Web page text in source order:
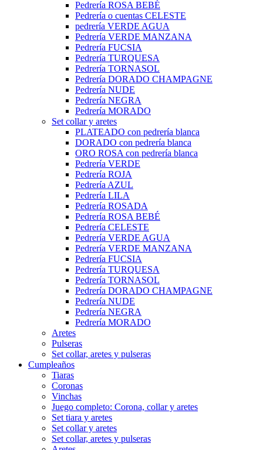
Pedrería ROSA BEBÉ
Pedrería o cuentas CELESTE
pedrería VERDE AGUA
Pedrería VERDE MANZANA
Pedrería FUCSIA
Pedrería TURQUESA
Pedrería TORNASOL
Pedrería DORADO CHAMPAGNE
Pedrería NUDE
Pedrería NEGRA
Pedrería MORADO
Set collar y aretes
PLATEADO con pedrería blanca
DORADO con pedrería blanca
ORO ROSA con pedrería blanca
Pedrería VERDE
Pedrería ROJA
Pedrería AZUL
Pedrería LILA
Pedrería ROSADA
Pedrería ROSA BEBÉ
Pedrería CELESTE
Pedrería VERDE AGUA
Pedrería VERDE MANZANA
Pedrería FUCSIA
Pedrería TURQUESA
Pedrería TORNASOL
Pedrería DORADO CHAMPAGNE
Pedrería NUDE
Pedrería NEGRA
Pedrería MORADO
Aretes
Pulseras
Set collar, aretes y pulseras
Cumpleaños
Tiaras
Coronas
Vinchas
Juego completo: Corona, collar y aretes
Set tiara y aretes
Set collar y aretes
Set collar, aretes y pulseras